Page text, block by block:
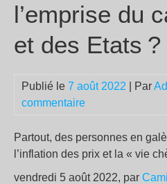
l’emprise du
et des Etats ?
Publié le 7 août 2022 | Par
commentaire
Partout, des personnes en
l’inflation des prix et la « vie
vendredi 5 août 2022, par